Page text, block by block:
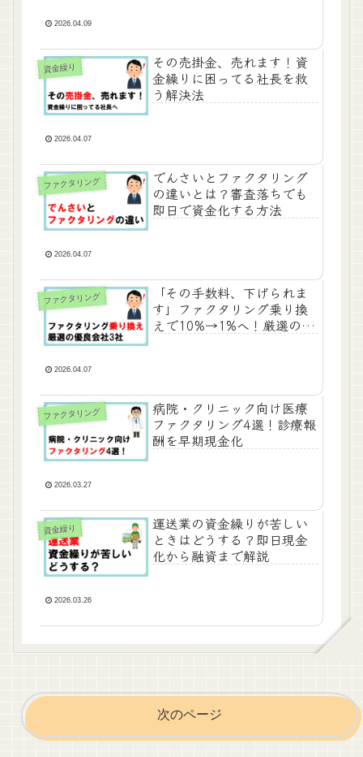
2026.04.09
資金繰り
その売掛金、売れます！資
金繰りに困ってる社長を救
う解決法
2026.04.07
ファクタリング
でんさいとファクタリング
の違いとは？審査落ちでも
即日で資金化する方法
2026.04.07
ファクタリング
「その手数料、下げられま
す」ファクタリング乗り換
えで10%→1%へ！厳選の優
2026.04.07
ファクタリング
病院・クリニック向け医療
ファクタリング4選！診療報
酬を早期現金化
2026.03.27
資金繰り
運送業の資金繰りが苦しい
ときはどうする？即日現金
化から融資まで解説
2026.03.26
次のページ